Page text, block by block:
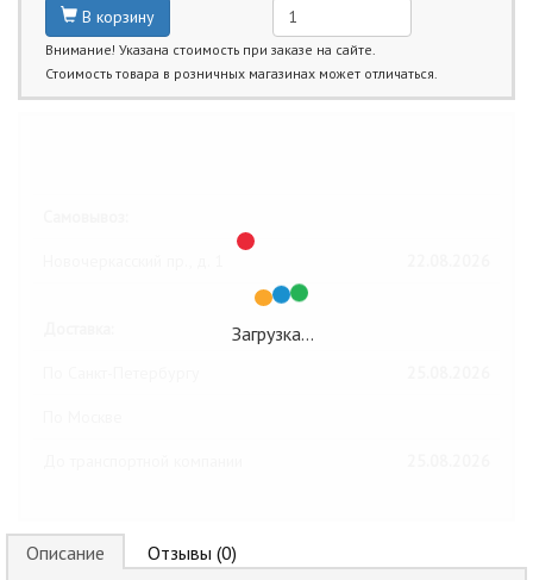
В корзину
Внимание! Указана стоимость при заказе на сайте.
Стоимость товара в розничных магазинах может отличаться.
Загрузка…
Описание Отзывы (0)